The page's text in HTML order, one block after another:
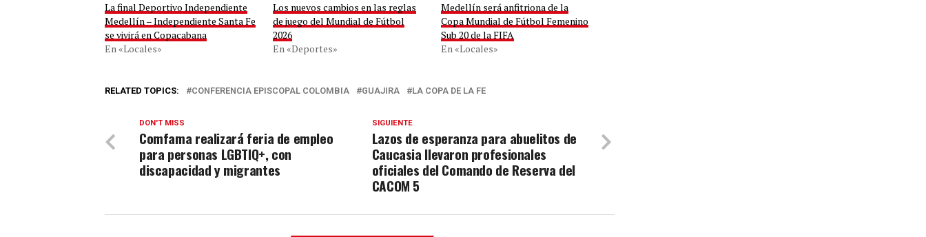
La final Deportivo Independiente
Medellín – Independiente Santa Fe
se vivirá en Copacabana
En «Locales»
Los nuevos cambios en las reglas
de juego del Mundial de Fútbol
2026
En «Deportes»
Medellín será anfitriona de la
Copa Mundial de Fútbol Femenino
Sub 20 de la FIFA
En «Locales»
RELATED TOPICS: CONFERENCIA EPISCOPAL COLOMBIA GUAJIRA LA COPA DE LA FE
SIGUIENTE
Lazos de esperanza para abuelitos de
Caucasia llevaron profesionales
oficiales del Comando de Reserva del
CACOM 5
DON'T MISS
Comfama realizará feria de empleo
para personas LGBTIQ+, con
discapacidad y migrantes